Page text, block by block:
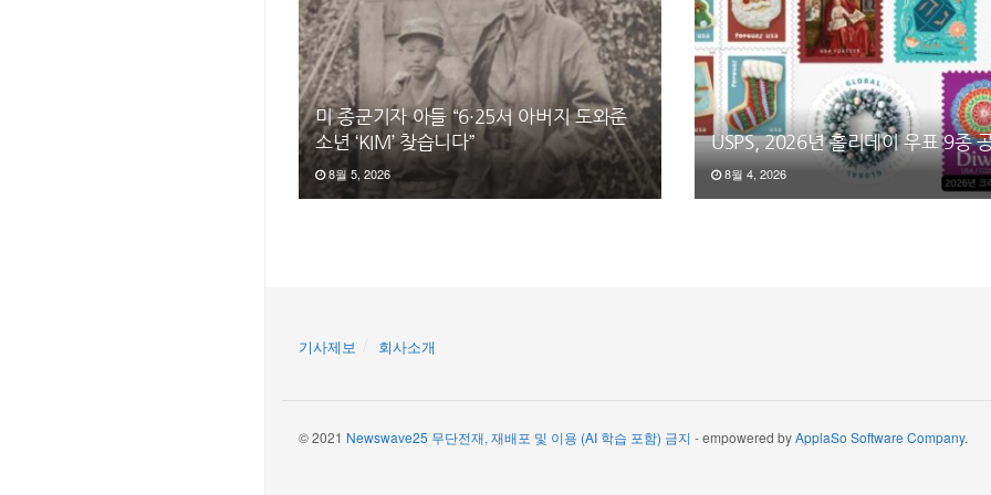
미 종군기자 아들 “6·25서 아버지 도와준
소년 ‘KIM’ 찾습니다”
8월 5, 2026
USPS, 2026년 홀리데이 우표 9종
8월 4, 2026
기사제보 회사소개
© 2021 Newswave25 무단전재, 재배포 및 이용 (AI 학습 포함) 금지 - empowered byApplaSo Software Company.